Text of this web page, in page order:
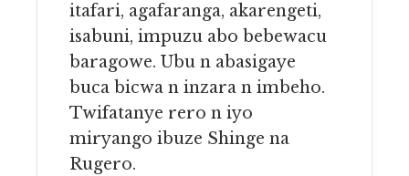
itafari, agafaranga, akarengeti,
isabuni, impuzu abo bebewacu
baragowe. Ubu n abasigaye
buca bicwa n inzara n imbeho.
Twifatanye rero n iyo
miryango ibuze Shinge na
Rugero.